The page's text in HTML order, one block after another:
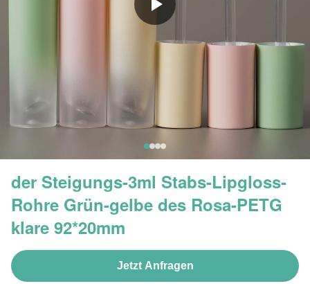
der Steigungs-3ml Stabs-Lipgloss-
Rohre Grün-gelbe des Rosa-PETG
klare 92*20mm
Jetzt Anfragen